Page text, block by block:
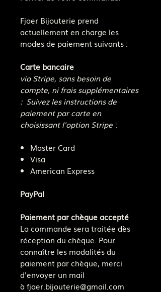
Fjaer Bijouterie prend
actuellement en charge les
modes de paiement suivants :
Carte bancaire
via Stripe, sans besoin de
compte, ni frais supplémentaires
: Suivez les instructions de
paiement par carte en
choisissant l'option Stripe :
Master Card
Visa
American Express
PayPal
Paiement par chèque accepté
La commande sera traitée dès
réception du chèque. Pour
connaître les modalités du
paiement par chèque, merci
d'envoyer un mail
à fjaer.bijouterie@gmail.com